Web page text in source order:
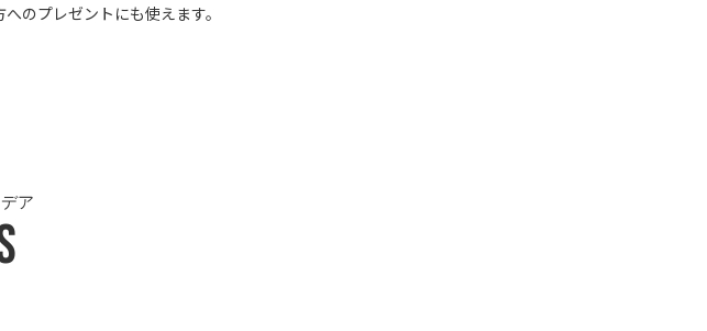
のプレゼントにも使えます。
ア